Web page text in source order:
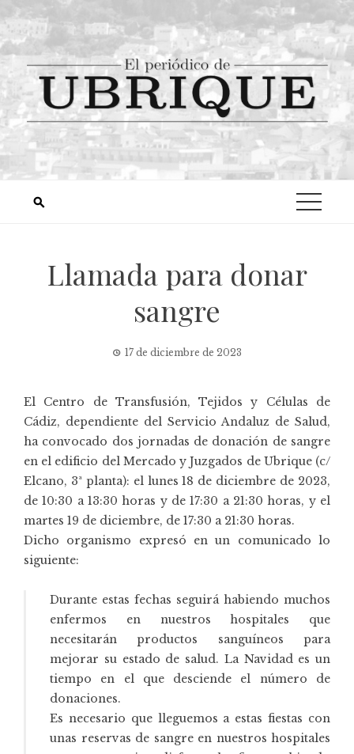
Llamada para donar
sangre
17 de diciembre de 2023
El Centro de Transfusión, Tejidos y Células de
Cádiz, dependiente del Servicio Andaluz de Salud,
ha convocado dos jornadas de donación de sangre
en el edificio del Mercado y Juzgados de Ubrique (c/
Elcano, 3ª planta): el lunes 18 de diciembre de 2023,
de 10:30 a 13:30 horas y de 17:30 a 21:30 horas, y el
martes 19 de diciembre, de 17:30 a 21:30 horas.
Dicho organismo expresó en un comunicado lo
siguiente:
Durante estas fechas seguirá habiendo muchos
enfermos en nuestros hospitales que
necesitarán productos sanguíneos para
mejorar su estado de salud. La Navidad es un
tiempo en el que desciende el número de
donaciones.
Es necesario que lleguemos a estas fiestas con
unas reservas de sangre en nuestros hospitales